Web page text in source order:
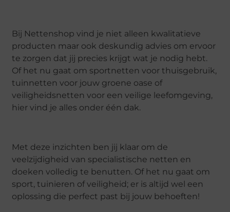
Bij Nettenshop vind je niet alleen kwalitatieve
producten maar ook deskundig advies om ervoor
te zorgen dat jij precies krijgt wat je nodig hebt.
Of het nu gaat om sportnetten voor thuisgebruik,
tuinnetten voor jouw groene oase of
veiligheidsnetten voor een veilige leefomgeving,
hier vind je alles onder één dak.
Met deze inzichten ben jij klaar om de
veelzijdigheid van specialistische netten en
doeken volledig te benutten. Of het nu gaat om
sport, tuinieren of veiligheid; er is altijd wel een
oplossing die perfect past bij jouw behoeften!